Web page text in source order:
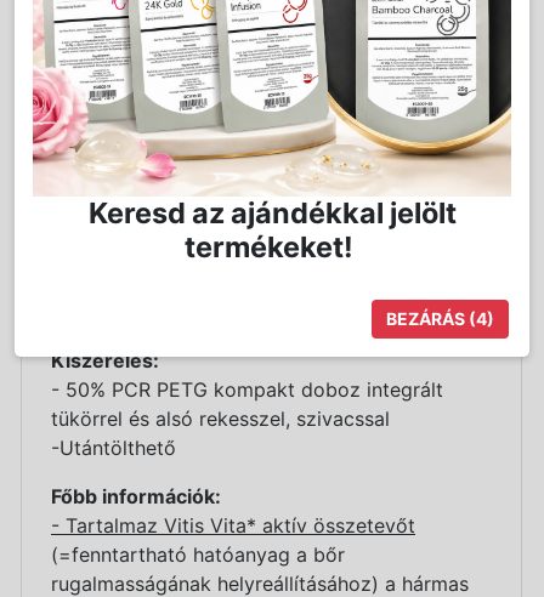
az érzékeny bőrre is
- A felnyitható doboz 11g krémpúdert
tartalmaz
Alkalmazási terület:Arc színezés
A 15-ös szín középbarnája kissé barackos
melegséggel légiesen fedi a bőrt.
Kiszerelés:
- 50% PCR PETG kompakt doboz integrált
tükörrel és alsó rekesszel, szivacssal
-Utántölthető
Főbb információk:
- Tartalmaz Vitis Vita* aktív összetevőt
(=fenntartható hatóanyag a bőr
rugalmasságának helyreállításához) a hármas
Keresd az ajándékkal jelölt
termékeket!
BEZÁRÁS (3)